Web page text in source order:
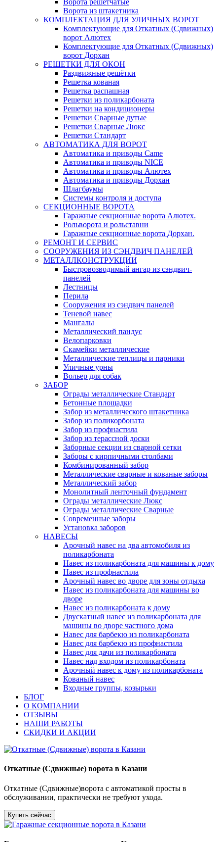
Ворота решетчатые
Ворота из штакетника
КОМПЛЕКТАЦИЯ ДЛЯ УЛИЧНЫХ ВОРОТ
Комплектующие для Откатных (Сдвижных)
ворот Алютех
Комплектующие для Откатных (Сдвижных)
ворот Дорхан
РЕШЕТКИ ДЛЯ ОКОН
Раздвижные решётки
Решетка кованая
Решетка распашная
Решетки из поликарбоната
Решетки на кондиционеры
Решетки Сварные дутые
Решетки Сварные Люкс
Решетки Стандарт
АВТОМАТИКА ДЛЯ ВОРОТ
Автоматика и приводы Came
Автоматика и приводы NICE
Автоматика и приводы Алютех
Автоматика и приводы Дорхан
Шлагбаумы
Системы контроля и доступа
СЕКЦИОННЫЕ ВОРОТА
Гаражные секционные ворота Алютех.
Рольворота и рольставни
Гаражные секционные ворота Дорхан.
РЕМОНТ И СЕРВИС
СООРУЖЕНИЯ ИЗ СЭНДВИЧ ПАНЕЛЕЙ
МЕТАЛЛКОНСТРУКЦИИ
Быстровозводимый ангар из сэндвич-
панелей
Лестницы
Перила
Сооружения из сэндвич панелей
Теневой навес
Мангалы
Металлический пандус
Велопарковки
Скамейки металлические
Металлические теплицы и парники
Уличные урны
Вольер для собак
ЗАБОР
Ограды металлические Стандарт
Бетонные площадки
Забор из металлического штакетника
Забор из поликорбоната
Забор из профнастила
Забор из терассной доски
Заборные секции из сварной сетки
Заборы с кирпичными столбами
Комбинированный забор
Металлические сварные и кованые заборы
Металлический забор
Монолитный ленточный фундамент
Ограды металлические Люкс
Ограды металлические Сварные
Современные заборы
Установка заборов
НАВЕСЫ
Арочный навес на два автомобиля из
поликарбоната
Навес из поликарбоната для машины к дому
Навес из профнастила
Арочный навес во дворе для зоны отдыха
Навес из поликарбоната для машины во
дворе
Навес из поликарбоната к дому
Двускатный навес из поликарбоната для
машины во дворе частного дома
Навес для барбекю из поликарбоната
Навес для барбекю из профнастила
Навес для дачи из поликарбоната
Навес над входом из поликарбоната
Арочный навес к дому из поликарбоната
Кованый навес
Входные группы, козырьки
БЛОГ
О КОМПАНИИ
ОТЗЫВЫ
НАШИ РАБОТЫ
СКИДКИ И АКЦИИ
Откатные (Сдвижные) ворота в Казани
Откатные (Сдвижные)ворота с автоматикой просты в
обслуживании, практически не требуют ухода.
Купить сейчас